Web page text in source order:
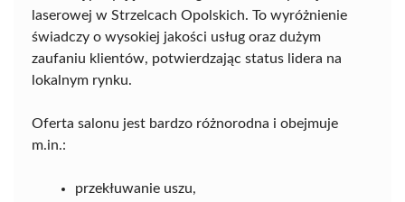
laserowej w Strzelcach Opolskich. To wyróżnienie
świadczy o wysokiej jakości usług oraz dużym
zaufaniu klientów, potwierdzając status lidera na
lokalnym rynku.
Oferta salonu jest bardzo różnorodna i obejmuje
m.in.:
przekłuwanie uszu,